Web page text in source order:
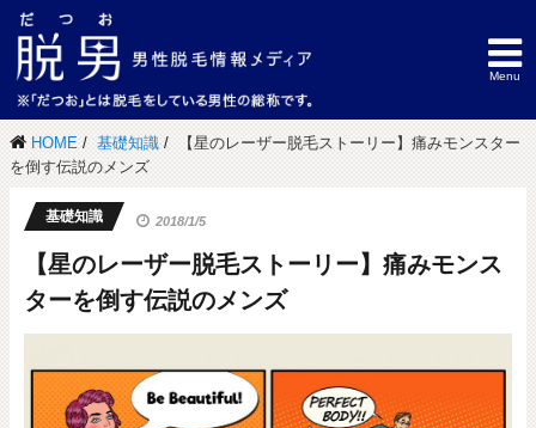
HOME 基礎知識
【星のレーザー脱毛ストーリー】痛みモンスター
を倒す伝説のメンズ
基礎知識 2018/1/5
【星のレーザー脱毛ストーリー】痛みモンス
ターを倒す伝説のメンズ